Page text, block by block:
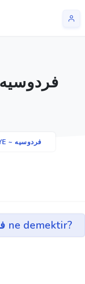
Firdevsiyye ~ فردوسيه
FIRDEVSIYYE ~ فردوسيه
Firdevsiyye ~ فردوسيه ne demektir?